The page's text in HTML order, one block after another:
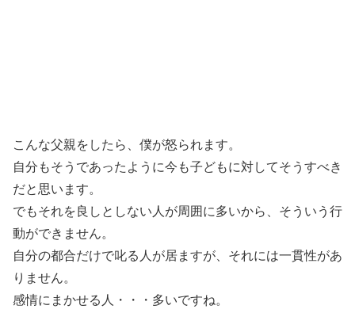
こんな父親をしたら、僕が怒られます。
自分もそうであったように今も子どもに対してそうすべき
だと思います。
でもそれを良しとしない人が周囲に多いから、そういう行
動ができません。
自分の都合だけで叱る人が居ますが、それには一貫性があ
りません。
感情にまかせる人・・・多いですね。